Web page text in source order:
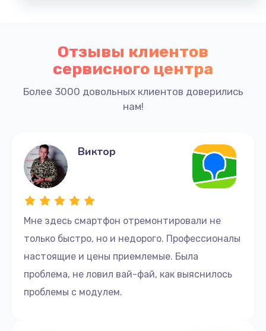
Отзывы клиентов
сервисного центра
Более 3000 довольных клиентов доверились
нам!
Мне здесь смартфон отремонтировали не
только быстро, но и недорого. Профессионалы
настоящие и цены приемлемые. Была
проблема, не ловил вай-фай, как выяснилось
проблемы с модулем.
Виктор